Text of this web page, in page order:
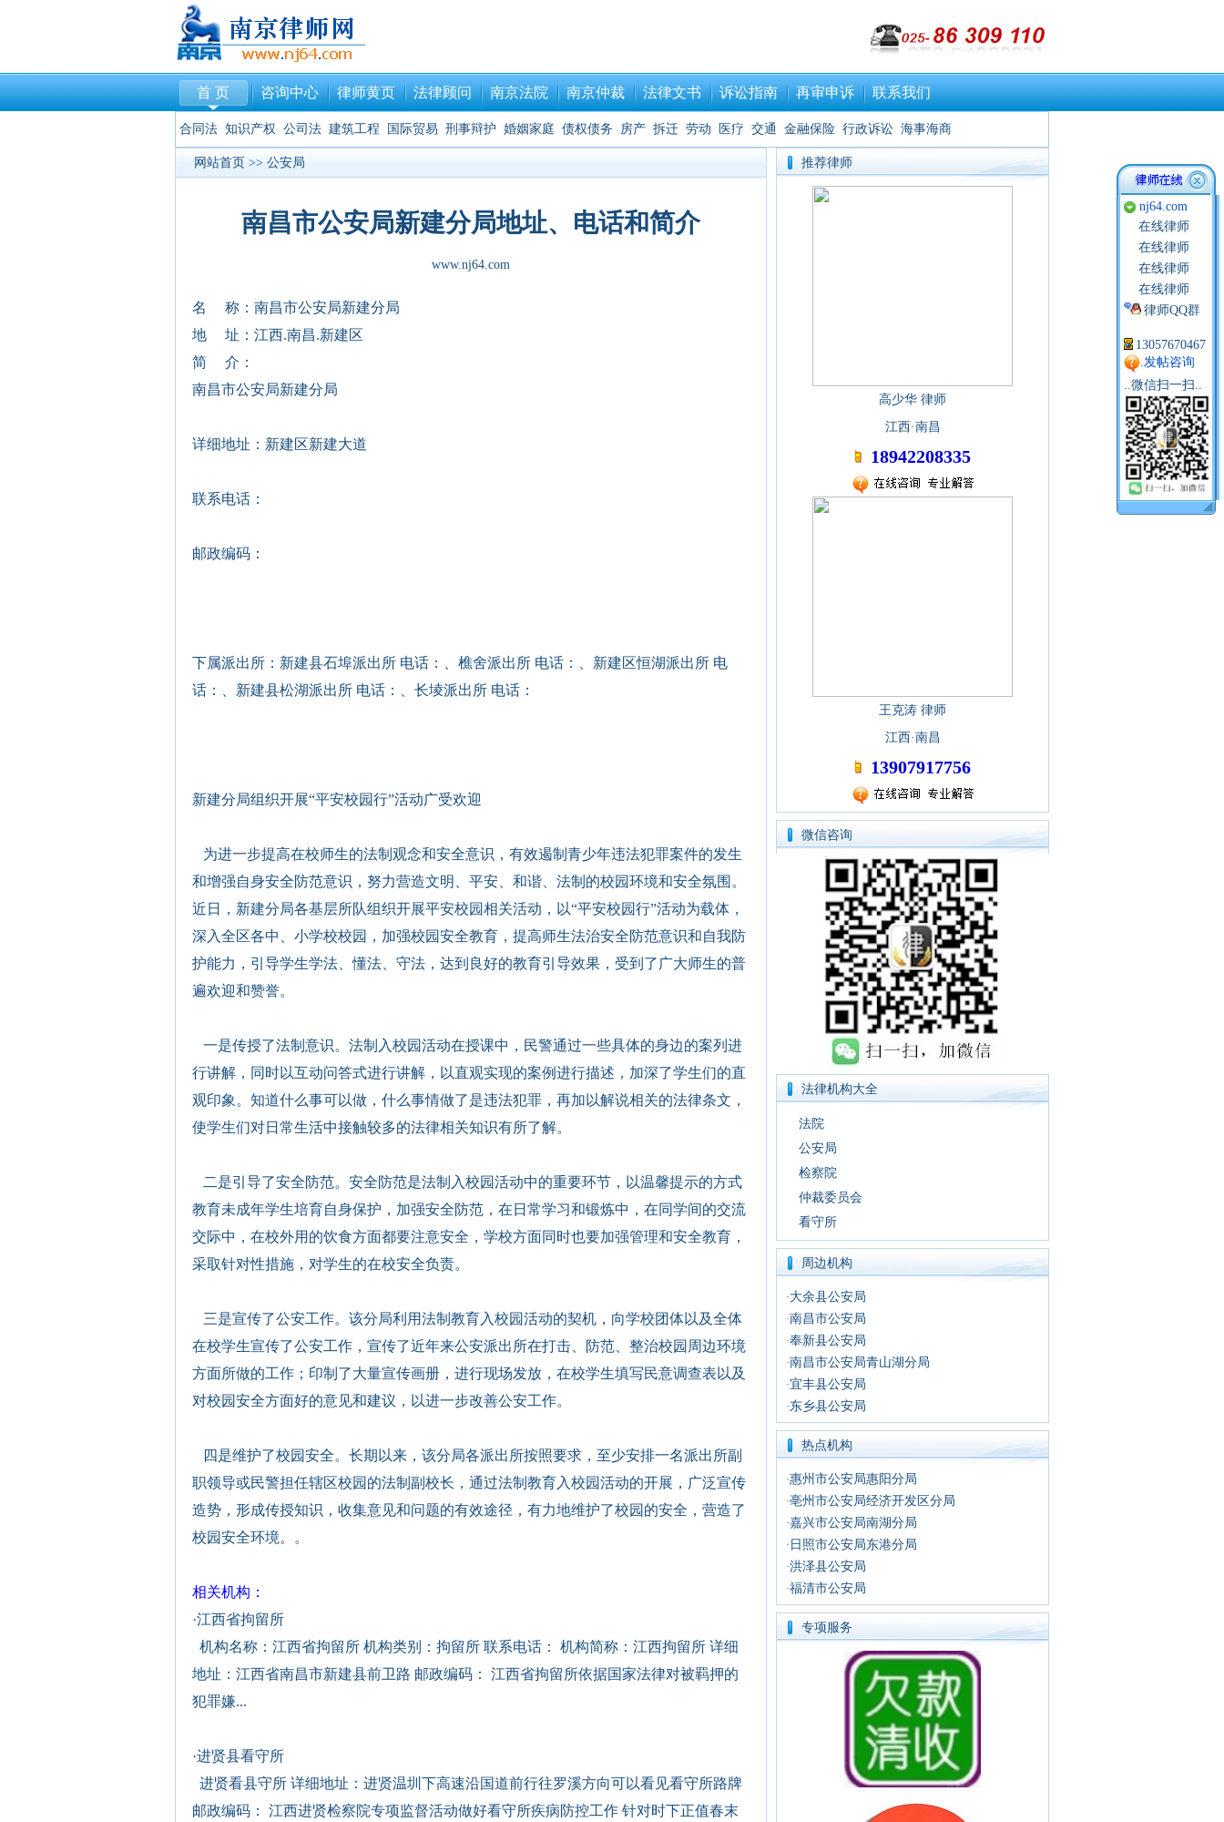
首 页 咨询中心 律师黄页 法律顾问 南京法院 南京仲裁 法律文书 诉讼指南 再审申诉 联系我们
合同法 知识产权 公司法 建筑工程 国际贸易 刑事辩护 婚姻家庭 债权债务 房产 拆迁 劳动 医疗 交通 金融保险 行政诉讼 海事海商
网站首页 >> 公安局
南昌市公安局新建分局地址、电话和简介
www.nj64.com
名 称：南昌市公安局新建分局
地 址：江西.南昌.新建区
简 介：
南昌市公安局新建分局
详细地址：新建区新建大道
联系电话：
邮政编码：
下属派出所：新建县石埠派出所 电话：、樵舍派出所 电话：、新建区恒湖派出所 电
话：、新建县松湖派出所 电话：、长堎派出所 电话：
新建分局组织开展“平安校园行”活动广受欢迎
为进一步提高在校师生的法制观念和安全意识，有效遏制青少年违法犯罪案件的发生
和增强自身安全防范意识，努力营造文明、平安、和谐、法制的校园环境和安全氛围。
近日，新建分局各基层所队组织开展平安校园相关活动，以“平安校园行”活动为载体，
深入全区各中、小学校校园，加强校园安全教育，提高师生法治安全防范意识和自我防
护能力，引导学生学法、懂法、守法，达到良好的教育引导效果，受到了广大师生的普
遍欢迎和赞誉。
一是传授了法制意识。法制入校园活动在授课中，民警通过一些具体的身边的案列进
行讲解，同时以互动问答式进行讲解，以直观实现的案例进行描述，加深了学生们的直
观印象。知道什么事可以做，什么事情做了是违法犯罪，再加以解说相关的法律条文，
使学生们对日常生活中接触较多的法律相关知识有所了解。
二是引导了安全防范。安全防范是法制入校园活动中的重要环节，以温馨提示的方式
教育未成年学生培育自身保护，加强安全防范，在日常学习和锻炼中，在同学间的交流
交际中，在校外用的饮食方面都要注意安全，学校方面同时也要加强管理和安全教育，
采取针对性措施，对学生的在校安全负责。
三是宣传了公安工作。该分局利用法制教育入校园活动的契机，向学校团体以及全体
在校学生宣传了公安工作，宣传了近年来公安派出所在打击、防范、整治校园周边环境
方面所做的工作；印制了大量宣传画册，进行现场发放，在校学生填写民意调查表以及
对校园安全方面好的意见和建议，以进一步改善公安工作。
四是维护了校园安全。长期以来，该分局各派出所按照要求，至少安排一名派出所副
职领导或民警担任辖区校园的法制副校长，通过法制教育入校园活动的开展，广泛宣传
造势，形成传授知识，收集意见和问题的有效途径，有力地维护了校园的安全，营造了
校园安全环境。。
相关机构：
·江西省拘留所
机构名称：江西省拘留所 机构类别：拘留所 联系电话： 机构简称：江西拘留所 详细
地址：江西省南昌市新建县前卫路 邮政编码： 江西省拘留所依据国家法律对被羁押的
犯罪嫌...
·进贤县看守所
进贤看县守所 详细地址：进贤温圳下高速沿国道前行往罗溪方向可以看见看守所路牌
邮政编码： 江西进贤检察院专项监督活动做好看守所疾病防控工作 针对时下正值春末
推荐律师
高少华 律师
江西·南昌
18942208335
王克涛 律师
江西·南昌
13907917756
微信咨询
法律机构大全
法院
公安局
检察院
仲裁委员会
看守所
周边机构
·大余县公安局
·南昌市公安局
·奉新县公安局
·南昌市公安局青山湖分局
·宜丰县公安局
·东乡县公安局
热点机构
·惠州市公安局惠阳分局
·亳州市公安局经济开发区分局
·嘉兴市公安局南湖分局
· 日照市公安局东港分局
·洪泽县公安局
·福清市公安局
专项服务
nj64.com
在线律师
在线律师
在线律师
在线律师
律师QQ群
13057670467
.发帖咨询
..微信扫一扫..